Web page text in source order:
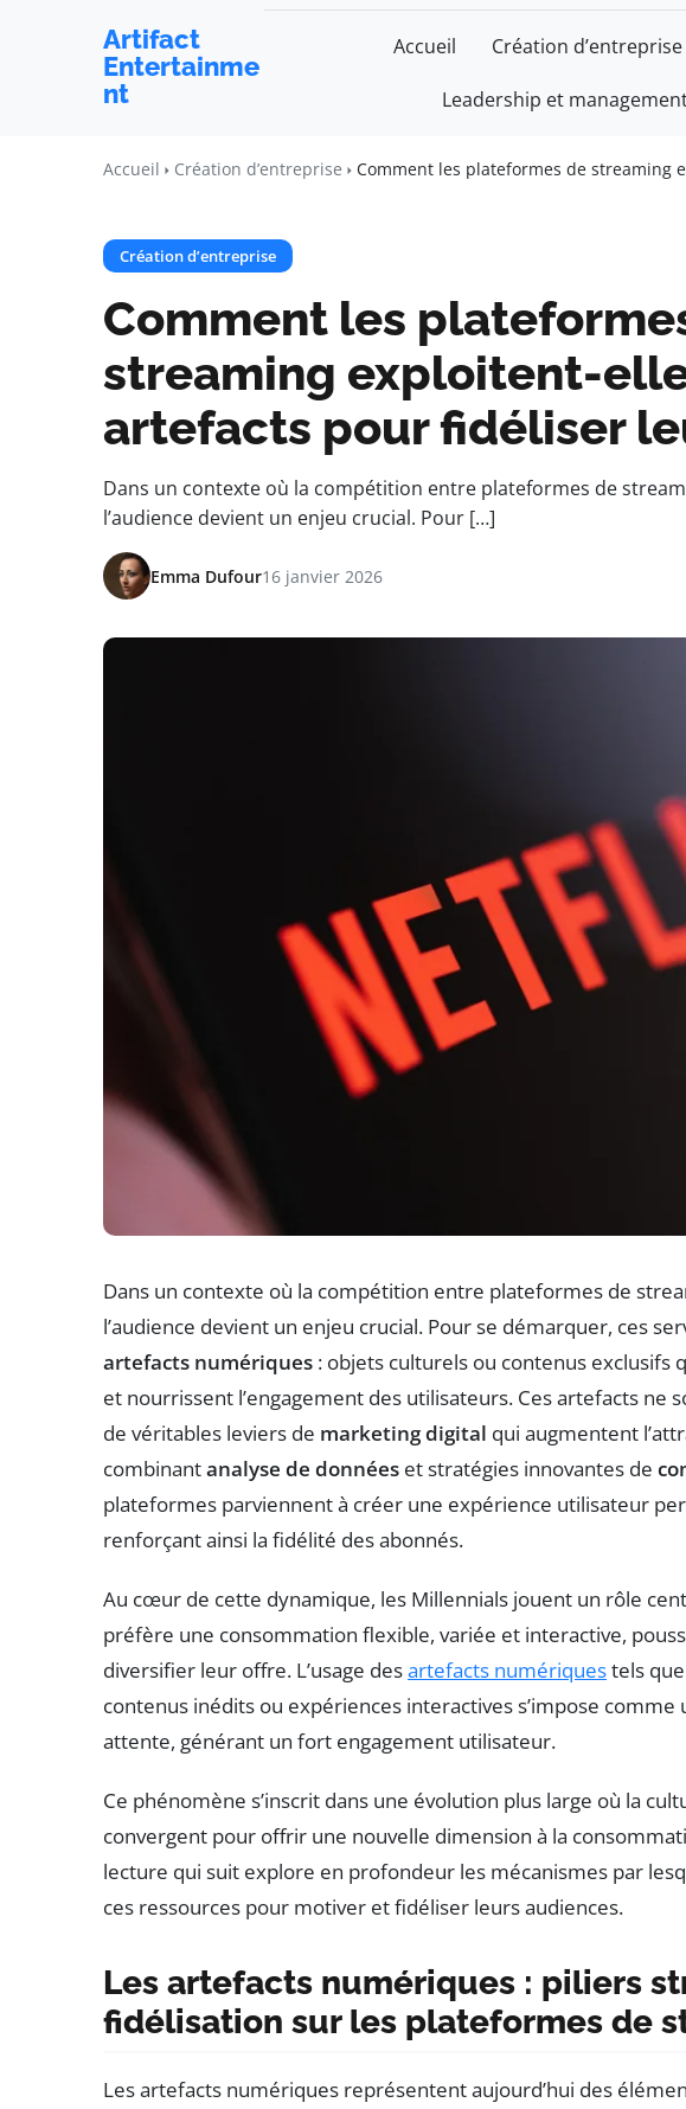
Artifact
Entertainme
nt
Accueil Création d’entreprise
Leadership et
Accueil Création d’entreprise Comment les plateformes de streaming
Création d’entreprise
Comment les
streaming exploitent-
artefacts pour fidéliser
Dans un contexte où la compétition entre plateformes de
l’audience devient un enjeu crucial. Pour […]
Emma Dufour16 janvier 2026
Dans un contexte où la compétition entre plateformes de
l’audience devient un enjeu crucial. Pour se démarquer, ces
artefacts numériques : objets culturels ou contenus exclusifs
et nourrissent l’engagement des utilisateurs. Ces artefacts ne
de véritables leviers de marketing digital qui augmentent
combinantanalyse de données et stratégies innovantes de
plateformes parviennent à créer une expérience utilisateur
renforçant ainsi la fidélité des abonnés.
Au cœur de cette dynamique, les Millennials jouent un rôle
préfère une consommation flexible, variée et interactive,
diversifier leur offre. L’usage desartefacts numériquestels
contenus inédits ou expériences interactives s’impose
attente, générant un fort engagement utilisateur.
Ce phénomène s’inscrit dans une évolution plus large où la
convergent pour offrir une nouvelle dimension à la
lecture qui suit explore en profondeur les mécanismes par
ces ressources pour motiver et fidéliser leurs audiences.
Les artefacts numériques : piliers
fidélisation sur les plateformes de
Les artefacts numériques représentent aujourd’hui des